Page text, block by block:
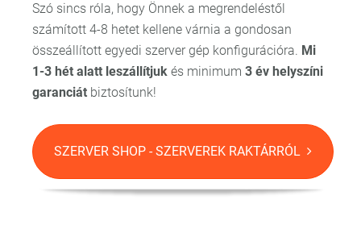
Szó sincs róla, hogy Önnek a megrendeléstől
számított 4-8 hetet kellene várnia a gondosan
összeállított egyedi szerver gép konfigurációra. Mi
1-3 hét alatt leszállítjuk és minimum 3 év helyszíni
garanciát biztosítunk!
SZERVER SHOP - SZERVEREK RAKTÁRRÓL